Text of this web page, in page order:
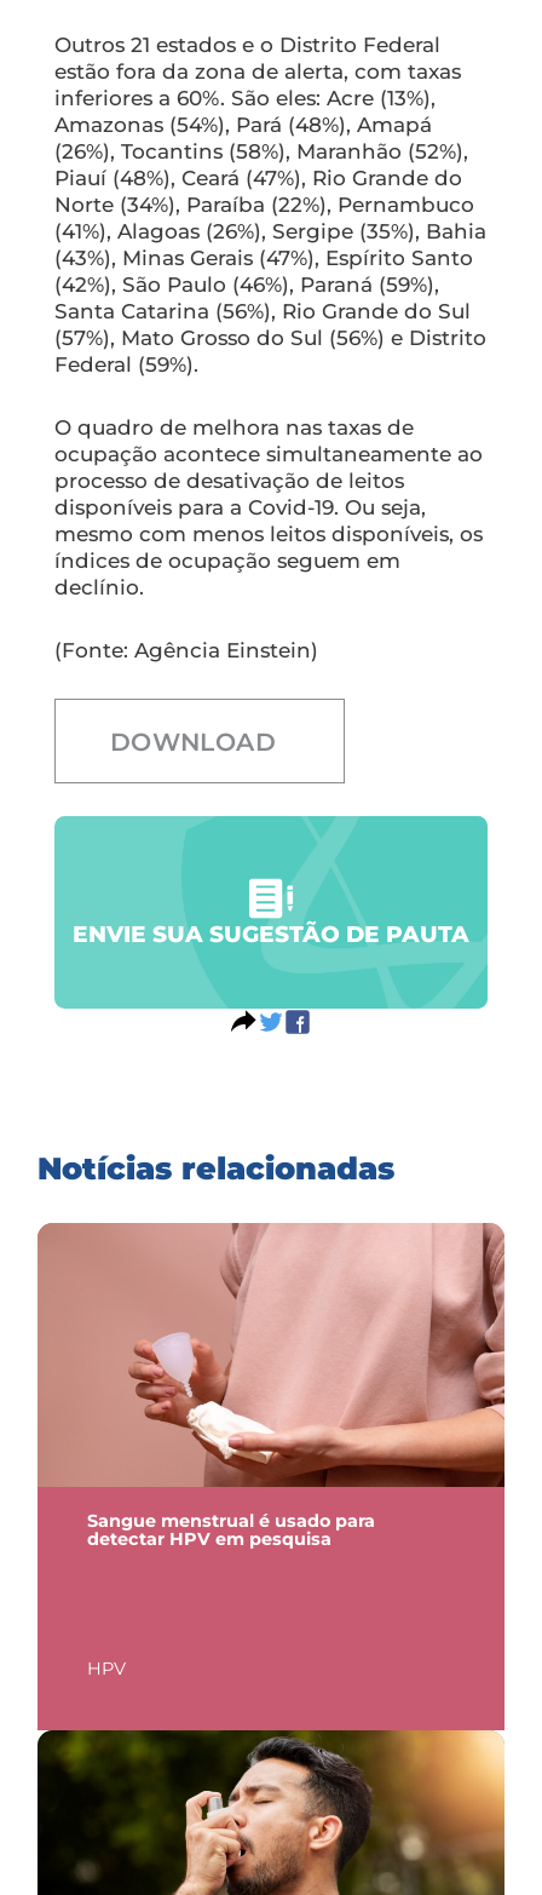
Outros 21 estados e o Distrito Federal
estão fora da zona de alerta, com taxas
inferiores a 60%. São eles: Acre (13%),
Amazonas (54%), Pará (48%), Amapá
(26%), Tocantins (58%), Maranhão (52%),
Piauí (48%), Ceará (47%), Rio Grande do
Norte (34%), Paraíba (22%), Pernambuco
(41%), Alagoas (26%), Sergipe (35%), Bahia
(43%), Minas Gerais (47%), Espírito Santo
(42%), São Paulo (46%), Paraná (59%),
Santa Catarina (56%), Rio Grande do Sul
(57%), Mato Grosso do Sul (56%) e Distrito
Federal (59%).
O quadro de melhora nas taxas de
ocupação acontece simultaneamente ao
processo de desativação de leitos
disponíveis para a Covid-19. Ou seja,
mesmo com menos leitos disponíveis, os
índices de ocupação seguem em
declínio.
(Fonte: Agência Einstein)
DOWNLOAD
ENVIE SUA SUGESTÃO DE PAUTA
Notícias relacionadas
Sangue menstrual é usado para
detectar HPV em pesquisa
HPV